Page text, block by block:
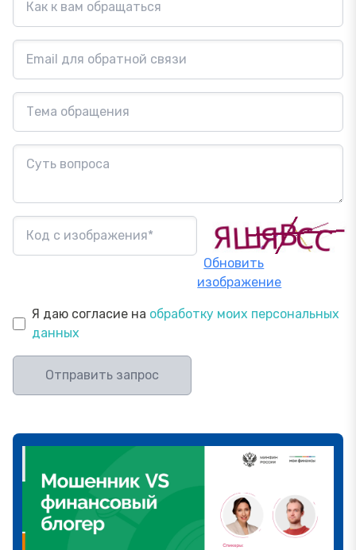
Обновить
изображение
Я даю согласие на обработку моих персональных
данных
Отправить запрос